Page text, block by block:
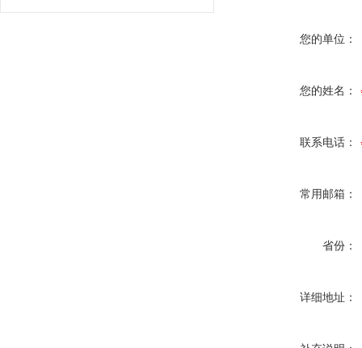
您的单位：
您的姓名：
联系电话：
常用邮箱：
省份：
详细地址：